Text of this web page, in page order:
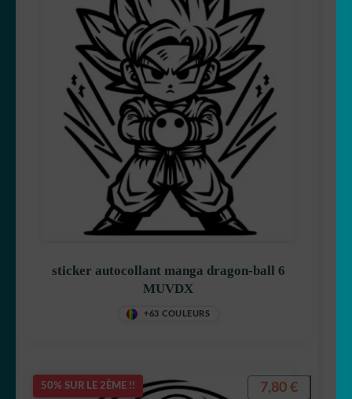
Pikachu
Pirates
sticker autocollant manga dragon-ball 6
MUVDX
+63 COULEURS
50% SUR LE 2ÈME !! 7,80 €